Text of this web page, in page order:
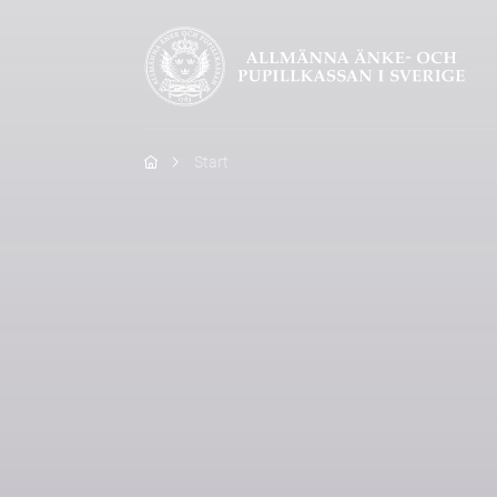
Hem Start